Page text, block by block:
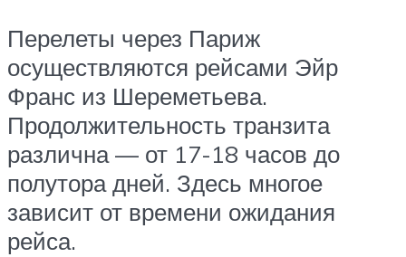
Перелеты через Париж
осуществляются рейсами Эйр
Франс из Шереметьева.
Продолжительность транзита
различна — от 17-18 часов до
полутора дней. Здесь многое
зависит от времени ожидания
рейса.